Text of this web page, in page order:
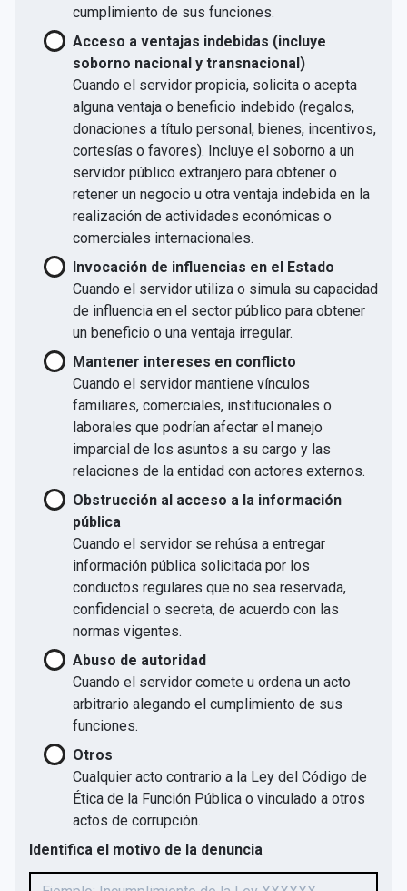
cumplimiento de sus funciones.
Acceso a ventajas indebidas (incluye
soborno nacional y transnacional)
Cuando el servidor propicia, solicita o acepta
alguna ventaja o beneficio indebido (regalos,
donaciones a título personal, bienes, incentivos,
cortesías o favores). Incluye el soborno a un
servidor público extranjero para obtener o
retener un negocio u otra ventaja indebida en la
realización de actividades económicas o
comerciales internacionales.
Invocación de influencias en el Estado
Cuando el servidor utiliza o simula su capacidad
de influencia en el sector público para obtener
un beneficio o una ventaja irregular.
Mantener intereses en conflicto
Cuando el servidor mantiene vínculos
familiares, comerciales, institucionales o
laborales que podrían afectar el manejo
imparcial de los asuntos a su cargo y las
relaciones de la entidad con actores externos.
Obstrucción al acceso a la información
pública
Cuando el servidor se rehúsa a entregar
información pública solicitada por los
conductos regulares que no sea reservada,
confidencial o secreta, de acuerdo con las
normas vigentes.
Abuso de autoridad
Cuando el servidor comete u ordena un acto
arbitrario alegando el cumplimiento de sus
funciones.
Otros
Cualquier acto contrario a la Ley del Código de
Ética de la Función Pública o vinculado a otros
actos de corrupción.
Identifica el motivo de la denuncia